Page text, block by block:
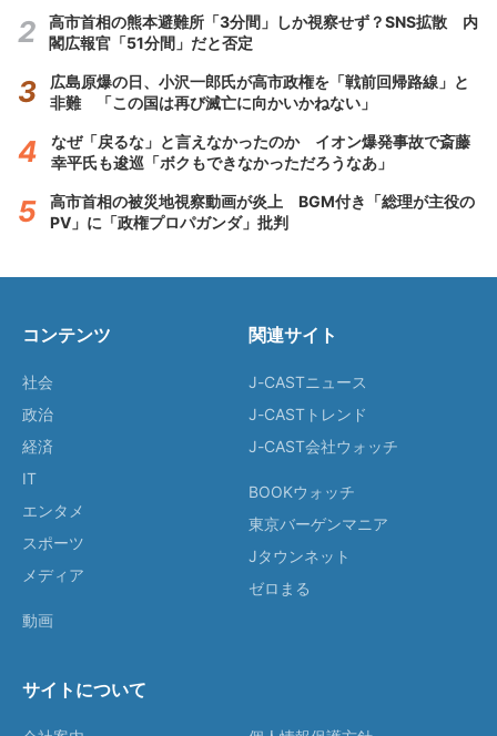
高市首相の熊本避難所「3分間」しか視察せず？SNS拡散 内
閣広報官「51分間」だと否定
広島原爆の日、小沢一郎氏が高市政権を「戦前回帰路線」と
非難 「この国は再び滅亡に向かいかねない」
なぜ「戻るな」と言えなかったのか イオン爆発事故で斎藤
幸平氏も逡巡「ボクもできなかっただろうなあ」
高市首相の被災地視察動画が炎上 BGM付き「総理が主役の
PV」に「政権プロパガンダ」批判
コンテンツ
社会
政治
経済
IT
エンタメ
スポーツ
メディア
動画
関連サイト
J-CASTニュース
J-CASTトレンド
J-CAST会社ウォッチ
BOOKウォッチ
東京バーゲンマニア
Jタウンネット
ゼロまる
サイトについて